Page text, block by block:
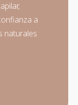
a
naturales